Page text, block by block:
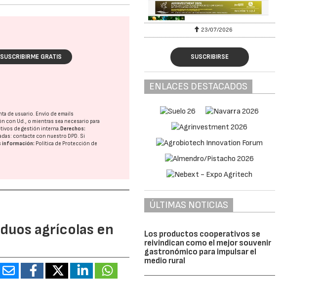
SUSCRIBIRME GRATIS
de usuario. Envío de emails
con Ud., o mientras sea necesario para
de gestión interna.Derechos:
contacte con nuestro DPD. Si
información: Política de Protección de
agrícolas en
30/07/2026
SUSCRIBIRSE
ENLACES DESTACADOS
ÚLTIMAS NOTICIAS
Los productos cooperativos se
reivindican como el mejor souvenir
gastronómico para impulsar el
medio rural